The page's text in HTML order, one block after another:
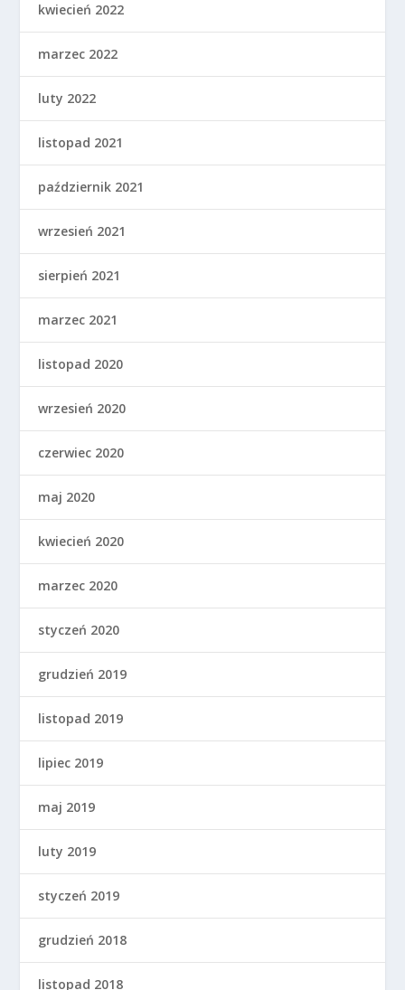
kwiecień 2022
marzec 2022
luty 2022
listopad 2021
październik 2021
wrzesień 2021
sierpień 2021
marzec 2021
listopad 2020
wrzesień 2020
czerwiec 2020
maj 2020
kwiecień 2020
marzec 2020
styczeń 2020
grudzień 2019
listopad 2019
lipiec 2019
maj 2019
luty 2019
styczeń 2019
grudzień 2018
listopad 2018